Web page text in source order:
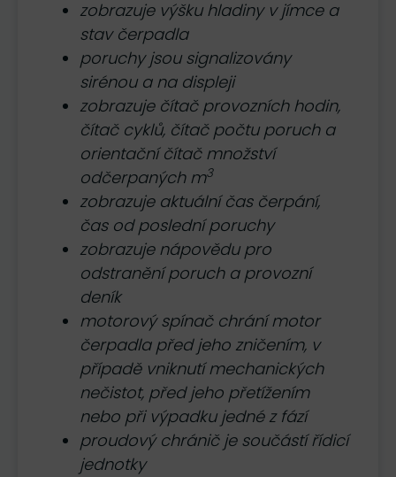
zobrazuje výšku hladiny v jímce a
stav čerpadla
poruchy jsou signalizovány
sirénou a na displeji
zobrazuje čítač provozních hodin,
čítač cyklů, čítač počtu poruch a
orientační čítač množství
odčerpaných m3
zobrazuje aktuální čas čerpání,
čas od poslední poruchy
zobrazuje nápovědu pro
odstranění poruch a provozní
deník
motorový spínač chrání motor
čerpadla před jeho zničením, v
případě vniknutí mechanických
nečistot, před jeho přetížením
nebo při výpadku jedné z fází
proudový chránič je součástí řídicí
jednotky